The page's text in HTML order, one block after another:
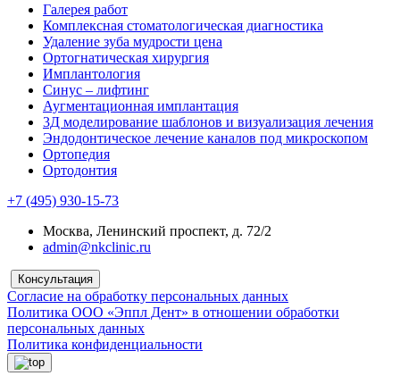
Галерея работ
Комплексная стоматологическая диагностика
Удаление зуба мудрости цена
Ортогнатическая хирургия
Имплантология
Синус – лифтинг
Аугментационная имплантация
3Д моделирование шаблонов и визуализация лечения
Эндодонтическое лечение каналов под микроскопом
Ортопедия
Ортодонтия
+7 (495) 930-15-73
Москва, Ленинский проспект, д. 72/2
admin@nkclinic.ru
Консультация
Согласие на обработку персональных данных
Политика ООО «Эппл Дент» в отношении обработки
персональных данных
Политика конфиденциальности